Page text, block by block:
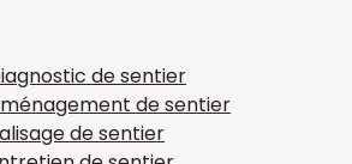
de sentier
de sentier
de sentier